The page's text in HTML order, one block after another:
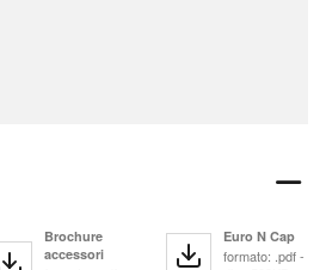
Brochure
accessori
Euro N Cap
formato: .pdf -